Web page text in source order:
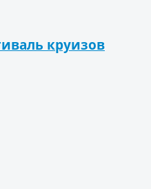
круизов